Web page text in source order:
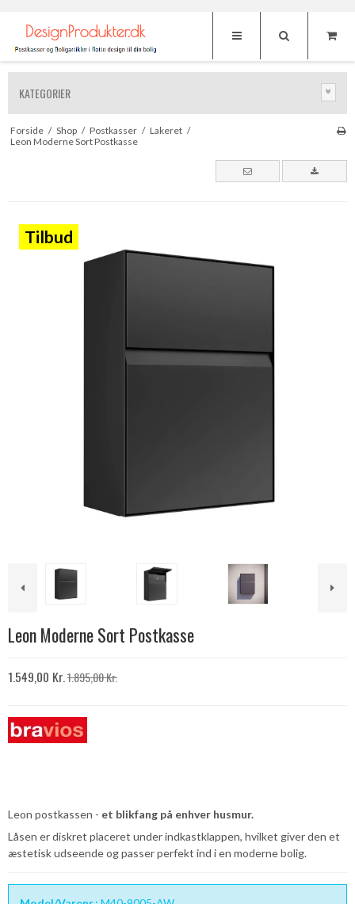
KATEGORIER
Forside / Shop / Postkasser / Lakeret /
Leon Moderne Sort Postkasse
Tilbud
Leon Moderne Sort Postkasse
1.549,00 Kr.1.895,00 Kr.
Leon postkassen - et blikfang på enhver husmur.
Låsen er diskret placeret under indkastklappen, hvilket giver den et
æstetisk udseende og passer perfekt ind i en moderne bolig.